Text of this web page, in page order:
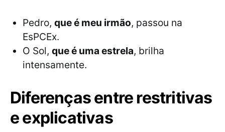
Pedro, que é meu irmão, passou na
EsPCEx.
O Sol, que é uma estrela, brilha
intensamente.
Diferenças entre restritivas
e explicativas